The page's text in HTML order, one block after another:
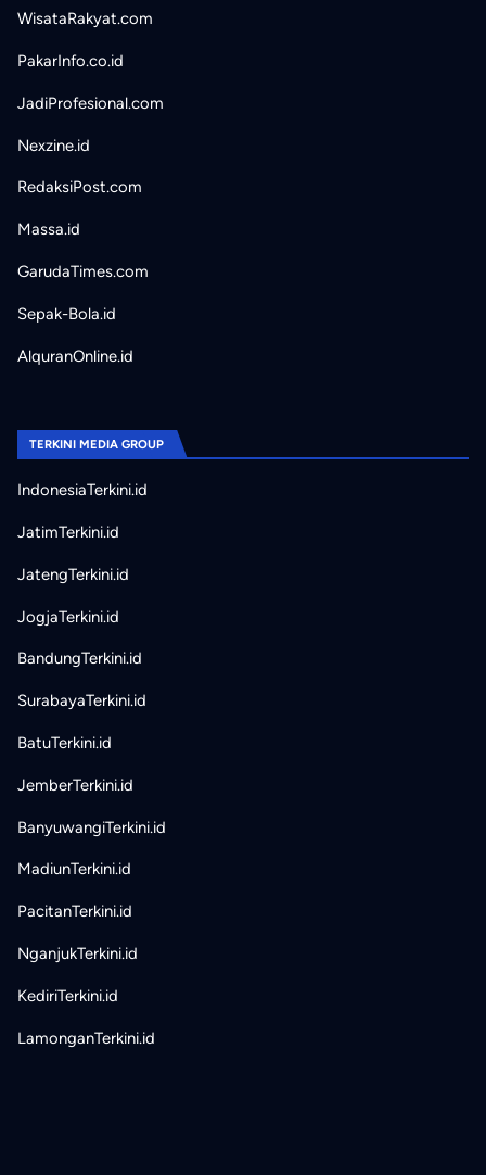
WisataRakyat.com
PakarInfo.co.id
JadiProfesional.com
Nexzine.id
RedaksiPost.com
Massa.id
GarudaTimes.com
Sepak-Bola.id
AlquranOnline.id
TERKINI MEDIA GROUP
IndonesiaTerkini.id
JatimTerkini.id
JatengTerkini.id
JogjaTerkini.id
BandungTerkini.id
SurabayaTerkini.id
BatuTerkini.id
JemberTerkini.id
BanyuwangiTerkini.id
MadiunTerkini.id
PacitanTerkini.id
NganjukTerkini.id
KediriTerkini.id
LamonganTerkini.id